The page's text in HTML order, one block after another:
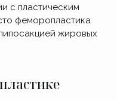
с пластическим
феморопластика
жировых